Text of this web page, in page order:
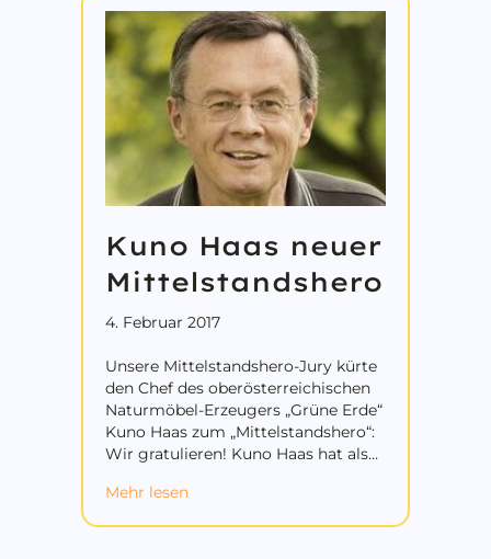
Kuno Haas neuer
Mittelstandshero
4. Februar 2017
Unsere Mittelstandshero-Jury kürte
den Chef des oberösterreichischen
Naturmöbel-Erzeugers „Grüne Erde“
Kuno Haas zum „Mittelstandshero“:
Wir gratulieren! Kuno Haas hat als…
Mehr lesenabout Kuno Haas neuer